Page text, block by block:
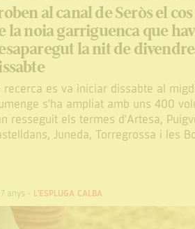
al canal de Seròs el
la noia garriguenca que
la nit de
recerca es va iniciar dissabte al
s'ha ampliat amb uns 400
resseguit els termes d'Artesa,
Juneda, Torregrossa i les
anys - L'ESPLUGA CALBA